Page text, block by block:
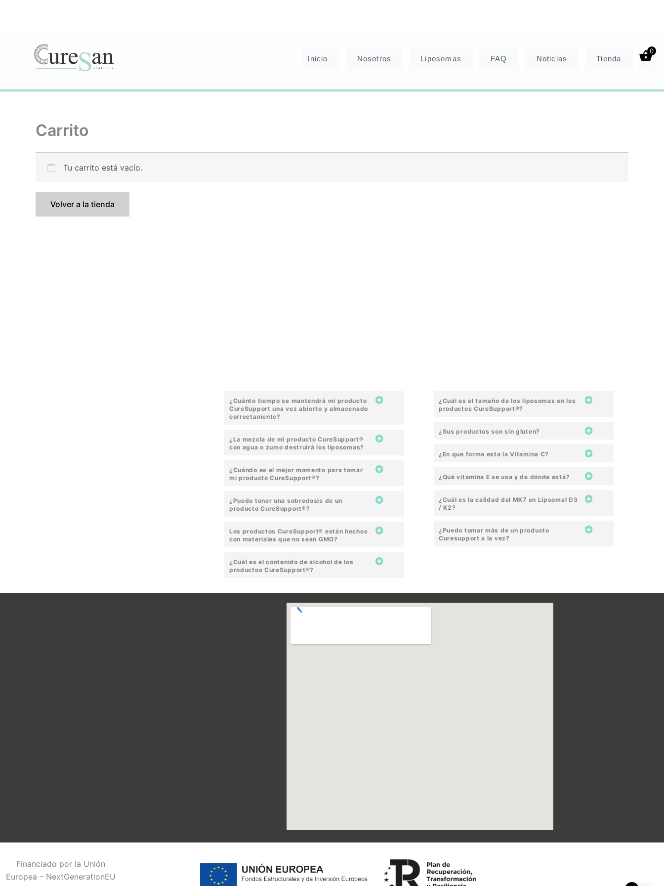
Inicio Nosotros Liposomas FAQ Noticias Tienda
0
Carrito
Tu carrito está vacío.
Volver a la tienda
¿Cuánto tiempo se mantendrá mi producto
CureSupport una vez abierto y almacenado
correctamente?
¿La mezcla de mi producto CureSupport®
con agua o zumo destruirá los liposomas?
¿Cuándo es el mejor momento para tomar
mi producto CureSupport®?
¿Puedo tener una sobredosis de un
producto CureSupport®?
Los productos CureSupport® están hechos
con materiales que no sean GMO?
¿Cuál es el contenido de alcohol de los
productos CureSupport®?
¿Cuál es el tamaño de los liposomas en los
productos CureSupport®?
¿Sus productos son sin gluten?
¿En que forma esta la Vitamina C?
¿Qué vitamina E se usa y de dónde está?
¿Cuál es la calidad del MK7 en Lipsomal D3
/ K2?
¿Puedo tomar más de un producto
Curesupport a la vez?
Financiado por la Unión
Europea – NextGenerationEU